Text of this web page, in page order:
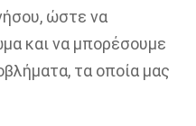
ώστε να
και να μπορέσουμε
τα οποία μας